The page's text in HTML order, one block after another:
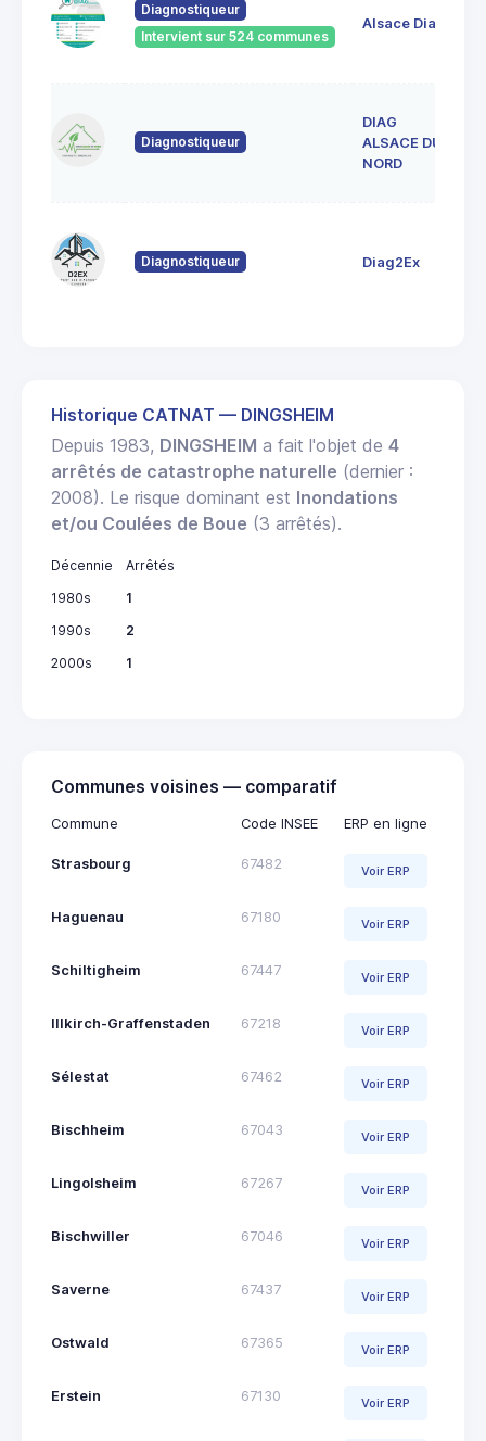
Diagnostiqueur
Intervient sur 524 communes
Alsace Diag
Diagnostiqueur
DIAG
ALSACE DU
NORD
Diagnostiqueur Diag2Ex
Historique CATNAT — DINGSHEIM
Depuis 1983, DINGSHEIM a fait l'objet de 4
arrêtés de catastrophe naturelle (dernier :
2008). Le risque dominant est Inondations
et/ou Coulées de Boue (3 arrêtés).
Décennie
Arrêtés
1980s
1
1990s
2
2000s
1
Communes voisines — comparatif
Commune Code INSEE ERP en ligne
Strasbourg 67482 Voir ERP
Haguenau 67180 Voir ERP
Schiltigheim 67447 Voir ERP
Illkirch-Graffenstaden 67218 Voir ERP
Sélestat 67462 Voir ERP
Bischheim 67043 Voir ERP
Lingolsheim 67267 Voir ERP
Bischwiller 67046 Voir ERP
Saverne 67437 Voir ERP
Ostwald 67365 Voir ERP
Erstein 67130 Voir ERP